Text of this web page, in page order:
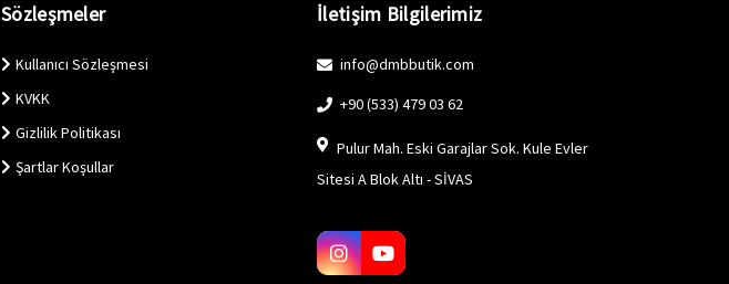
Sözleşmeler
Kullanıcı Sözleşmesi
KVKK
Gizlilik Politikası
Şartlar Koşullar
İletişim Bilgilerimiz
info@dmbbutik.com
+90 (533) 479 03 62
Pulur Mah. Eski Garajlar Sok. Kule Evler
Sitesi A Blok Altı - SİVAS